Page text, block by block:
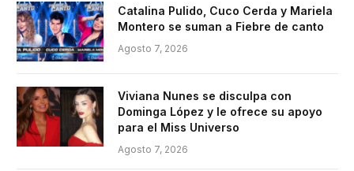
Catalina Pulido, Cuco Cerda y Mariela
Montero se suman a Fiebre de canto
Agosto 7, 2026
Viviana Nunes se disculpa con
Dominga López y le ofrece su apoyo
para el Miss Universo
Agosto 7, 2026